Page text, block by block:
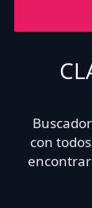
con